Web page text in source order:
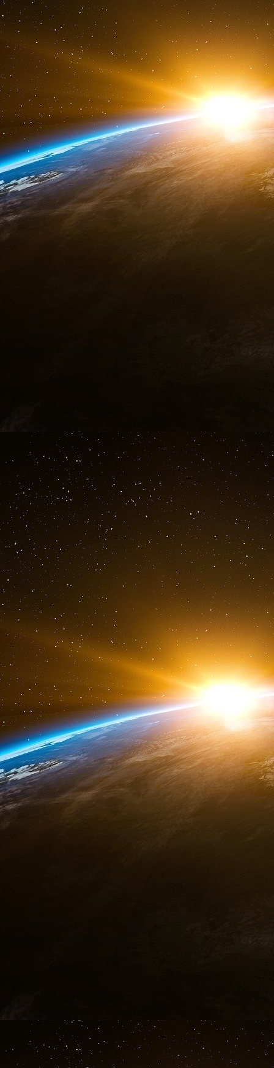
Elle s’appuie sur un environnement
environnement de combat en conditions
Au terme de la formation, la brigade
véhicules de l’avant blindé, 18 canons
10 TRM ainsi que 20 postes Milan.
Au total, au 1er novembre 2024, plus de 14
France. (4)
17 novembre 2024. Joe Biden donne une
utiliser des missiles à longue portée
presse « lunaire », car il a l’air absent lors
répondre aux questions des journalistes. (5)
18 novembre 2024. Boris Johnson a appelé
encore au programme. Le gouvernement
missiles de longue portée Taurus réclamés
vert de Washington pour des armes
drones sophistiqués.
18 novembre 2024. La Suède et la Finlande
Que faire si la guerre arrive ? La Suède a
brochures à ses habitants, les exhortant à
où l’Ukraine est à la peine face aux troupes
pays scandinave exhorte sa population à se
point de vue logistique, à la possibilité d’une
La Finlande voisine, a dans le même
préparation similaires.
18 novembre 2024. La Chine appelle à la paix
« Le plus urgent est d’encourager un
a déclaré lors d’une conférence de presse
chinois des Affaires étrangères, après que
territoire russe avec des missiles à longue
un « cessez-le-feu rapide et une solution
18 novembre 2024. Déclaration de M. Jean-
sur les conflits en Ukraine et au Proche-
« Sur le plan de l’aide financière, il faut que
gelés, agréés au niveau du G7, puissent
Ukrainiens.
aujourd’hui avec Joe Biden. Un conflit
faut éviter ce cauchemar, éviter cet
la guerre en Ukraine » (8)